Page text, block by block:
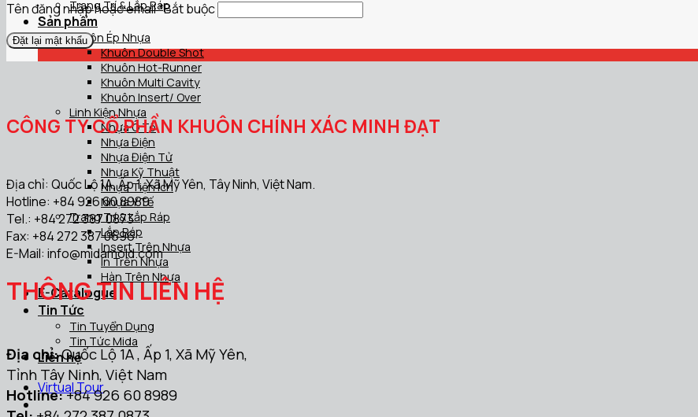
Trang Trí & Lắp Ráp
Sản phẩm
Khuôn Ép Nhựa
Khuôn Double Shot
Khuôn Hot-Runner
Khuôn Multi Cavity
Khuôn Insert/ Over
Linh Kiện Nhựa
Nhựa Ô Tô
Nhựa Điện
Nhựa Điện Tử
Nhựa Kỹ Thuật
Nhựa Tiện Ích
Nhựa Y Tế
Trang Trí & Lắp Ráp
Lắp Ráp
Insert Trên Nhựa
In Trên Nhựa
Hàn Trên Nhựa
E-Catalogue
Tin Tức
Tin Tuyển Dụng
Tin Tức Mida
Liên hệ
Virtual Tour
Tên đăng nhập hoặc email*Bắt buộc
Đặt lại mật khẩu
CÔNG TY CỔ PHẦN KHUÔN CHÍNH XÁC MINH ĐẠT
Địa chỉ: Quốc Lộ 1A, Ấp 1, Xã Mỹ Yên, Tây Ninh, Việt Nam.
Hotline: +84 926 60 8989
Tel.: +84 272 387 0873
Fax: +84 272 387 0696
E-Mail: info@midamold.com
THÔNG TIN LIÊN HỆ
Địa chỉ:Quốc Lộ 1A , Ấp 1, Xã Mỹ Yên,
Tỉnh Tây Ninh, Việt Nam
Hotline:+84 926 60 8989